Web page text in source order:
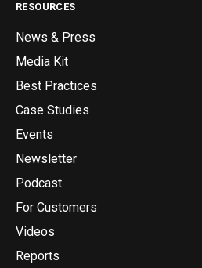
RESOURCES
News & Press
Media Kit
Best Practices
Case Studies
Events
Newsletter
Podcast
For Customers
Videos
Reports